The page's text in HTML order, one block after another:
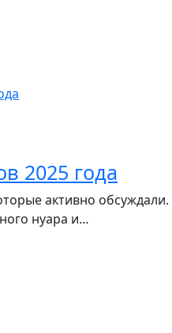
2025 года
активно обсуждали.
нуара и…